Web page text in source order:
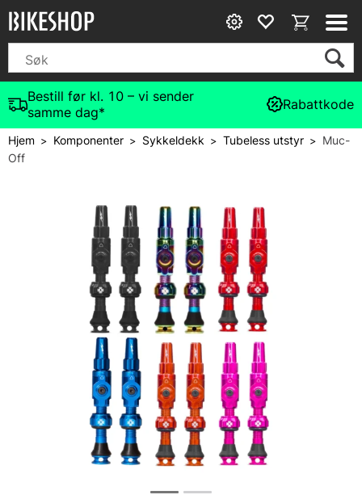
Bestill før kl. 10 – vi sender
samme dag*
Rabattkode
Hjem> Komponenter> Sykkeldekk>Tubeless utstyr> Muc-
Off